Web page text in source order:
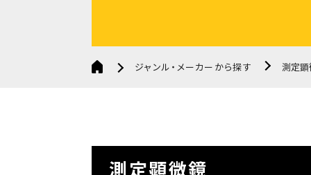
ジャンル・メーカーから探す 測定
測定顕微鏡